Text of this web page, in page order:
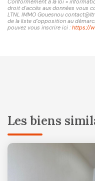
droit d'accès aux données vous
LTNL IMMO Gouesnou
de la liste d'opposition au
pouvez vous inscrire ici : https://
Les biens